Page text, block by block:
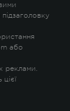
або
реклами.